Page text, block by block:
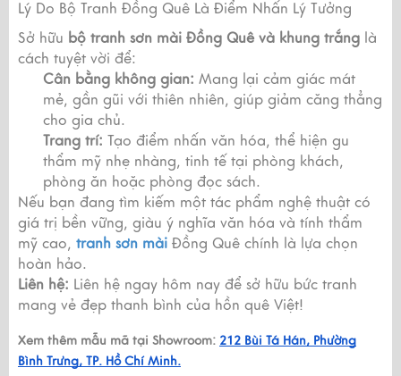
Lý Do Bộ Tranh Đồng Quê Là Điểm Nhấn Lý Tưởng
Sở hữu bộ tranh sơn mài Đồng Quê và khung trắng là
cách tuyệt vời để:
Cân bằng không gian: Mang lại cảm giác mát
mẻ, gần gũi với thiên nhiên, giúp giảm căng thẳng
cho gia chủ.
Trang trí: Tạo điểm nhấn văn hóa, thể hiện gu
thẩm mỹ nhẹ nhàng, tinh tế tại phòng khách,
phòng ăn hoặc phòng đọc sách.
Nếu bạn đang tìm kiếm một tác phẩm nghệ thuật có
giá trị bền vững, giàu ý nghĩa văn hóa và tính thẩm
mỹ cao, tranh sơn mài Đồng Quê chính là lựa chọn
hoàn hảo.
Liên hệ: Liên hệ ngay hôm nay để sở hữu bức tranh
mang vẻ đẹp thanh bình của hồn quê Việt!
Xem thêm mẫu mã tại Showroom: 212 Bùi Tá Hán, Phường
Bình Trưng, TP. Hồ Chí Minh.